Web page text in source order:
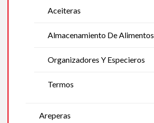
Aceiteras
Almacenamiento De Alimentos
Organizadores Y Especieros
Termos
Areperas